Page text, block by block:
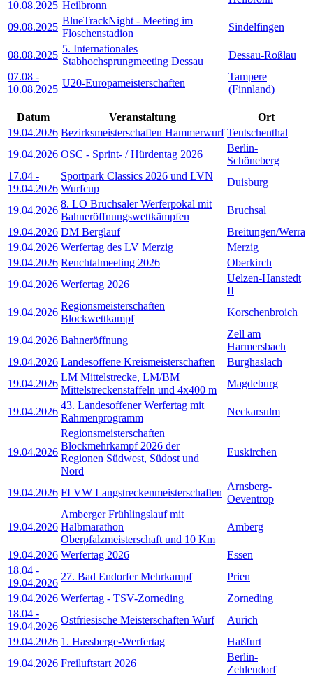
10.08.2025 Heilbronn
09.08.2025
BlueTrackNight - Meeting im
Floschenstadion
Sindelfingen
08.08.2025
5. Internationales
Stabhochsprungmeeting Dessau
Dessau-Roßlau
07.08 -
10.08.2025
U20-Europameisterschaften
Tampere
(Finnland)
Datum Veranstaltung
Ort
19.04.2026 Bezirksmeisterschaften Hammerwurf Teutschenthal
19.04.2026 OSC - Sprint- / Hürdentag 2026
Berlin-
Schöneberg
17.04 -
19.04.2026
Sportpark Classics 2026 und LVN
Wurfcup
Duisburg
19.04.2026
8. LO Bruchsaler Werferpokal mit
Bahneröffnungswettkämpfen
Bruchsal
19.04.2026 DM Berglauf
Breitungen/Werra
19.04.2026 Werfertag des LV Merzig
Merzig
19.04.2026 Renchtalmeeting 2026
Oberkirch
19.04.2026 Werfertag 2026
Uelzen-Hanstedt
II
19.04.2026
Regionsmeisterschaften
Blockwettkampf
Korschenbroich
19.04.2026 Bahneröffnung
Zell am
Harmersbach
19.04.2026 Landesoffene Kreismeisterschaften
Burghaslach
19.04.2026
LM Mittelstrecke, LM/BM
Mittelstreckenstaffeln und 4x400 m
Magdeburg
19.04.2026
43. Landesoffener Werfertag mit
Rahmenprogramm
Neckarsulm
19.04.2026
Regionsmeisterschaften
Blockmehrkampf 2026 der
Regionen Südwest, Südost und
Nord
Euskirchen
19.04.2026 FLVW Langstreckenmeisterschaften
Arnsberg-
Oeventrop
19.04.2026
Amberger Frühlingslauf mit
Halbmarathon
Oberpfalzmeisterschaft und 10 Km
Amberg
19.04.2026 Werfertag 2026
Essen
18.04 -
19.04.2026
27. Bad Endorfer Mehrkampf
Prien
19.04.2026 Werfertag - TSV-Zorneding
Zorneding
18.04 -
19.04.2026
Ostfriesische Meisterschaften Wurf
Aurich
19.04.2026 1. Hassberge-Werfertag
Haßfurt
19.04.2026 Freiluftstart 2026
Berlin-
Zehlendorf